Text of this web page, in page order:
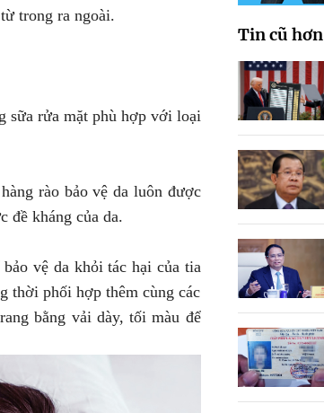
trong ra ngoài.
sữa rửa mặt phù hợp với loại
rào bảo vệ da luôn được
đề kháng của da.
vệ da khỏi tác hại của tia
thời phối hợp thêm cùng các
bằng vải dày, tối màu để
Tin cũ hơn